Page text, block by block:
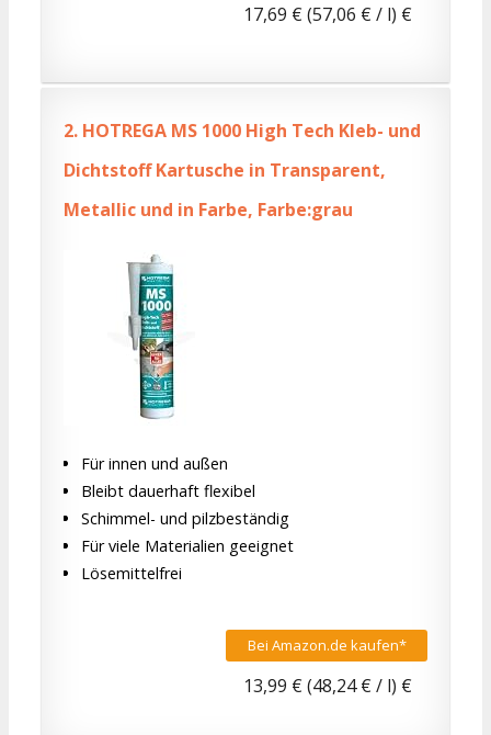
17,69 € (57,06 € / l) €
2. HOTREGA MS 1000 High Tech Kleb- und
Dichtstoff Kartusche in Transparent,
Metallic und in Farbe, Farbe:grau
Für innen und außen
Bleibt dauerhaft flexibel
Schimmel- und pilzbeständig
Für viele Materialien geeignet
Lösemittelfrei
Bei Amazon.de kaufen*
13,99 € (48,24 € / l) €